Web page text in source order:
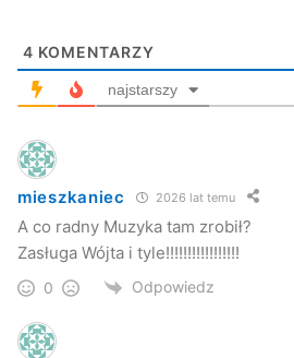
Starostwo Powiatowe
4 KOMENTARZY
najstarszy
mieszkaniec 2026 lat temu
A co radny Muzyka tam zrobił?
Zasługa Wójta i tyle!!!!!!!!!!!!!!!!!
0 Odpowiedz